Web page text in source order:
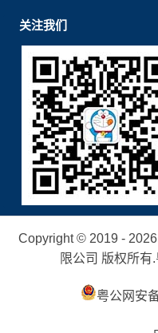
关注我们
Copyright © 2019 -
限公司 版权所有.
粤公网安